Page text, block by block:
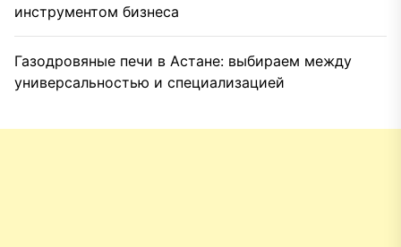
инструментом бизнеса
Газодровяные печи в Астане: выбираем между
универсальностью и специализацией